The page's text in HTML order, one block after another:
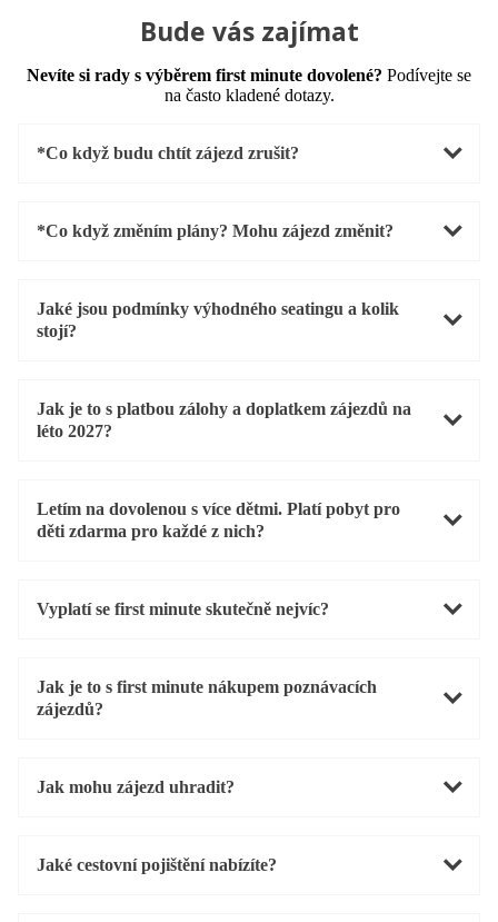
Bude vás zajímat
Nevíte si rady s výběrem first minute dovolené? Podívejte se
na často kladené dotazy.
*Co když budu chtít zájezd zrušit?
*Co když změním plány? Mohu zájezd změnit?
Jaké jsou podmínky výhodného seatingu a kolik
stojí?
Jak je to s platbou zálohy a doplatkem zájezdů na
léto 2027?
Letím na dovolenou s více dětmi. Platí pobyt pro
děti zdarma pro každé z nich?
Vyplatí se first minute skutečně nejvíc?
Jak je to s first minute nákupem poznávacích
zájezdů?
Jak mohu zájezd uhradit?
Jaké cestovní pojištění nabízíte?